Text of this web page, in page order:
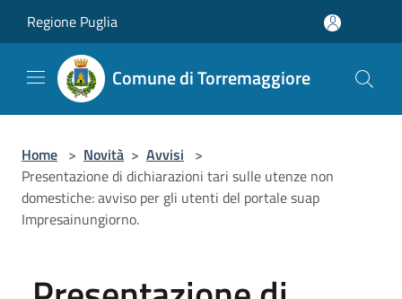
Regione Puglia
Comune di Torremaggiore
Home > Novità > Avvisi >
Presentazione di dichiarazioni tari sulle utenze non
domestiche: avviso per gli utenti del portale suap
Impresainungiorno.